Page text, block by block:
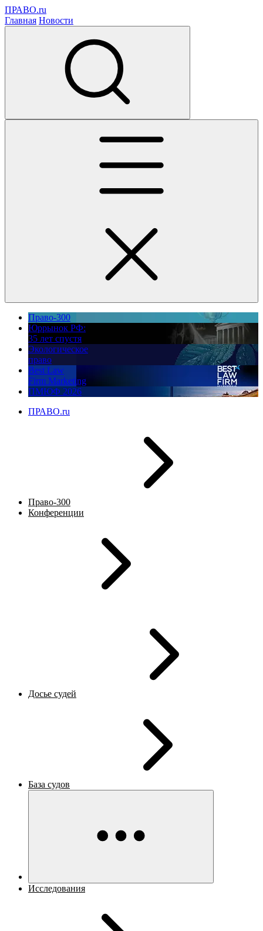
ПРАВО.ru
Главная Новости
Право-300
Юррынок РФ:
35 лет спустя
Экологическое
право
Best Law
Firm Marketing
ПМЮФ 2026
ПРАВО.ru
Право-300
Конференции
Досье судей
База судов
Исследования